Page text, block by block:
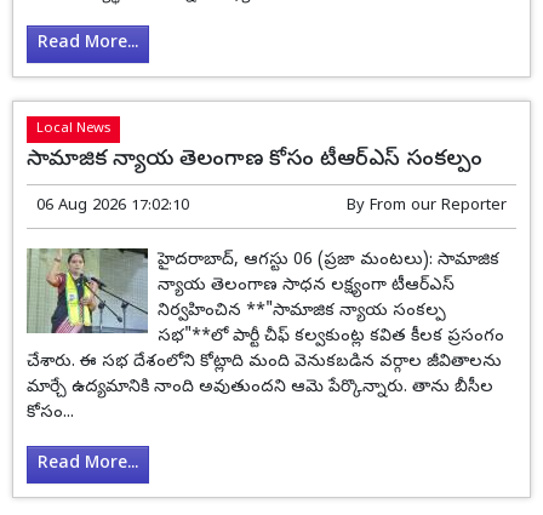
Read More...
Local News
సామాజిక న్యాయ తెలంగాణ కోసం టీఆర్ఎస్ సంకల్పం
06 Aug 2026 17:02:10 By From our Reporter
హైదరాబాద్, ఆగస్టు 06 (ప్రజా మంటలు): సామాజిక
న్యాయ తెలంగాణ సాధన లక్ష్యంగా టీఆర్ఎస్
నిర్వహించిన **"సామాజిక న్యాయ సంకల్ప
సభ"**లో పార్టీ చీఫ్ కల్వకుంట్ల కవిత కీలక ప్రసంగం
చేశారు. ఈ సభ దేశంలోని కోట్లాది మంది వెనుకబడిన వర్గాల జీవితాలను
మార్చే ఉద్యమానికి నాంది అవుతుందని ఆమె పేర్కొన్నారు. తాను బీసీల
కోసం...
Read More...